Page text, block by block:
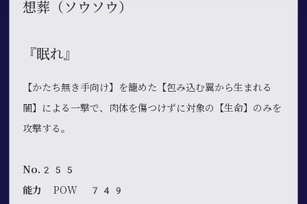
想葬（ソウソウ）
『眠れ』
【かたち無き手向け】を籠めた【包み込む翼から生まれる
闇】による一撃で、肉体を傷つけずに対象の【生命】のみを
攻撃する。
No.255
能力POW 749